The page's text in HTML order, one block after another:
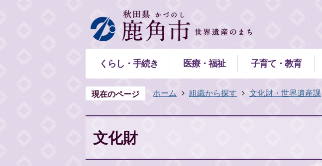
くらし・手続き 医療・福祉 子育て・教育
現在のページ ホーム 組織から探す 文化財・世界遺産課
文化財